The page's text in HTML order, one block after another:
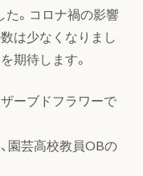
。コロナ禍の影響
は少なくなりまし
期待します。
ーブドフラワーで
園芸高校教員OBの